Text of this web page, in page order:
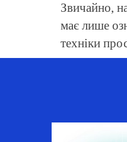
Звичайно,
має лише
техніки